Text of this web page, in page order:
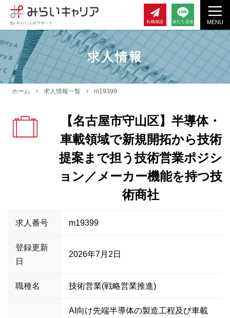
MENU
転職相談 友だち追加
求人情報
ホーム 求人情報一覧 m19399
【名古屋市守山区】半導体・
車載領域で新規開拓から技術
提案まで担う技術営業ポジシ
ョン／メーカー機能を持つ技
術商社
求人番号 m19399
登録更新
日
2026年7月2日
職種名 技術営業(戦略営業推進)
AI向け先端半導体の製造工程及び車載